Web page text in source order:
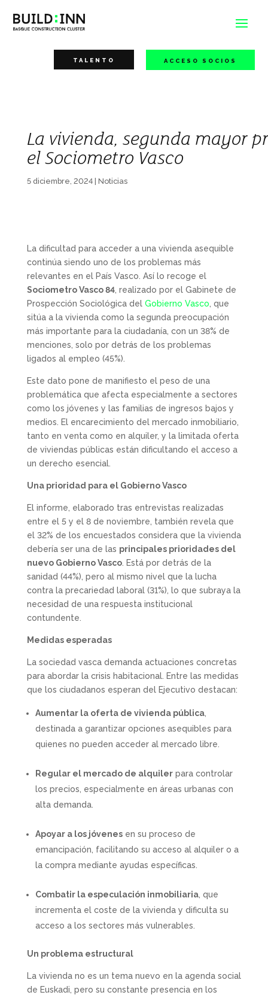
TALENTO ACCESO SOCIOS
La vivienda, segunda mayor
el Sociometro Vasco
5 diciembre, 2024| Noticias
La dificultad para acceder a una vivienda asequible
continúa siendo uno de los problemas más
relevantes en el País Vasco. Así lo recoge el
Sociometro Vasco 84, realizado por el Gabinete de
Prospección Sociológica del Gobierno Vasco , que
sitúa a la vivienda como la segunda preocupación
más importante para la ciudadanía, con un 38% de
menciones, solo por detrás de los problemas
ligados al empleo (45%).
Este dato pone de manifiesto el peso de una
problemática que afecta especialmente a sectores
como los jóvenes y las familias de ingresos bajos y
medios. El encarecimiento del mercado inmobiliario,
tanto en venta como en alquiler, y la limitada oferta
de viviendas públicas están dificultando el acceso a
un derecho esencial.
Una prioridad para el Gobierno Vasco
El informe, elaborado tras entrevistas realizadas
entre el 5 y el 8 de noviembre, también revela que
el 32% de los encuestados considera que la vivienda
debería ser una de las principales prioridades del
nuevo Gobierno Vasco. Está por detrás de la
sanidad (44%), pero al mismo nivel que la lucha
contra la precariedad laboral (31%), lo que subraya la
necesidad de una respuesta institucional
contundente.
Medidas esperadas
La sociedad vasca demanda actuaciones concretas
para abordar la crisis habitacional. Entre las medidas
que los ciudadanos esperan del Ejecutivo destacan:
Aumentar la oferta de vivienda pública,
destinada a garantizar opciones asequibles para
quienes no pueden acceder al mercado libre.
Regular el mercado de alquilerpara controlar
los precios, especialmente en áreas urbanas con
alta demanda.
Apoyar a los jóvenesen su proceso de
emancipación, facilitando su acceso al alquiler o a
la compra mediante ayudas específicas.
Combatir la especulación inmobiliaria, que
incrementa el coste de la vivienda y dificulta su
acceso a los sectores más vulnerables.
Un problema estructural
La vivienda no es un tema nuevo en la agenda social
de Euskadi, pero su constante presencia en los